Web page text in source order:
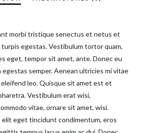
morbi tristique senectus et netus et
turpis egestas. Vestibulum tortor quam,
eget, tempor sit amet, ante. Donec eu
semper. Aenean ultricies mi vitae
leo. Quisque sit amet est et
Vestibulum erat wisi,
vitae, ornare sit amet, wisi.
elit eget tincidunt condimentum, eros